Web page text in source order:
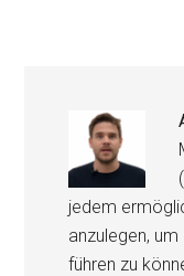
(
jedem
anzulegen,
führen zu